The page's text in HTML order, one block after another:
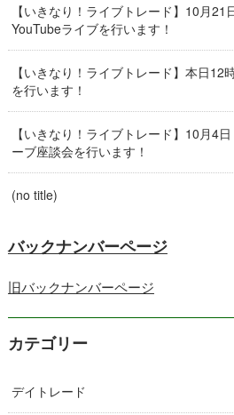
【いきなり！ライブトレード】10月21
YouTubeライブを行います！
【いきなり！ライブトレード】本日12
を行います！
【いきなり！ライブトレード】10月4
ーブ座談会を行います！
(no title)
バックナンバーページ
旧バックナンバーページ
カテゴリー
デイトレード